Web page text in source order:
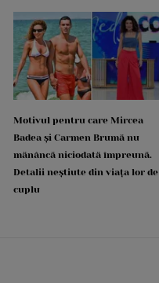
Motivul pentru care Mircea
Badea și Carmen Brumă nu
mănâncă niciodată împreună.
Detalii neștiute din viața lor de
cuplu